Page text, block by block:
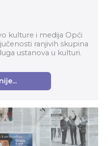
kulture i medija Opći
ranjivih skupina
ustanova u kulturi.